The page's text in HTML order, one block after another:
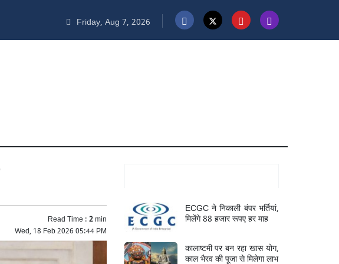
Friday, Aug 7, 2026
Read Time :2min
Wed, 18 Feb 2026 05:44 PM
ECGC ने निकाली बंपर भर्तियां,
मिलेंगे 88 हजार रूपए हर माह
कालाष्टमी पर बन रहा खास योग,
काल भैरव की पूजा से मिलेगा लाभ